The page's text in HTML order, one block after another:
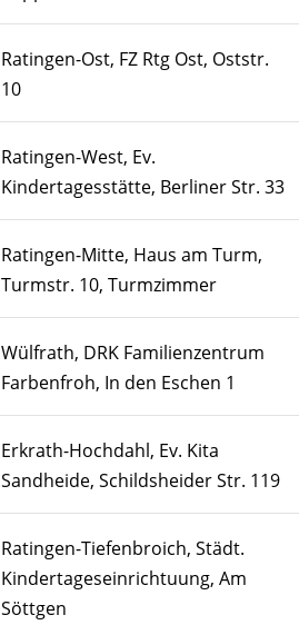
Ratingen-Ost, FZ Rtg Ost, Oststr.
10
Ratingen-West, Ev.
Kindertagesstätte, Berliner Str. 33
Ratingen-Mitte, Haus am Turm,
Turmstr. 10, Turmzimmer
Wülfrath, DRK Familienzentrum
Farbenfroh, In den Eschen 1
Erkrath-Hochdahl, Ev. Kita
Sandheide, Schildsheider Str. 119
Ratingen-Tiefenbroich, Städt.
Kindertageseinrichtuung, Am
Söttgen